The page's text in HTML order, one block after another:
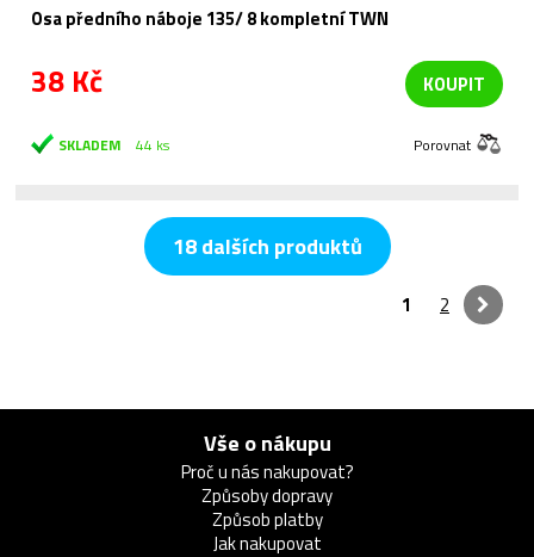
Osa předního náboje 135/ 8 kompletní TWN
38 Kč KOUPIT
SKLADEM 44 ks Porovnat
18 dalších produktů
1 2
Vše o nákupu
Proč u nás nakupovat?
Způsoby dopravy
Způsob platby
Jak nakupovat